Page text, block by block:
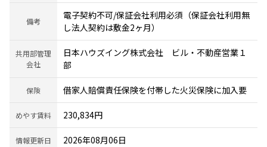
備考
電子契約不可/保証会社利用必須（保証会社利用無
し法人契約は敷金2ヶ月）
共用部管理
会社
日本ハウズイング株式会社 ビル・不動産営業１
部
保険 借家人賠償責任保険を付帯した火災保険に加入要
めやす賃料 230,834円
情報更新日 2026年08月06日